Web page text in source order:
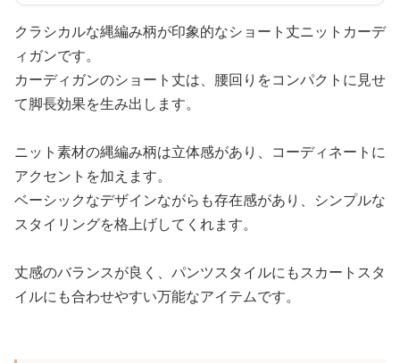
クラシカルな縄編み柄が印象的なショート丈ニットカーデ
ィガンです。
カーディガンのショート丈は、腰回りをコンパクトに見せ
て脚長効果を生み出します。
ニット素材の縄編み柄は立体感があり、コーディネートに
アクセントを加えます。
ベーシックなデザインながらも存在感があり、シンプルな
スタイリングを格上げしてくれます。
丈感のバランスが良く、パンツスタイルにもスカートスタ
イルにも合わせやすい万能なアイテムです。